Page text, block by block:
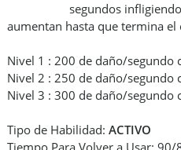
segundos
aumentan hasta que termina el
Nivel 1 : 200 de daño/segundo
Nivel 2 : 250 de daño/segundo
Nivel 3 : 300 de daño/segundo
Tipo de Habilidad: ACTIVO
Tiempo Para Volver a Usar: